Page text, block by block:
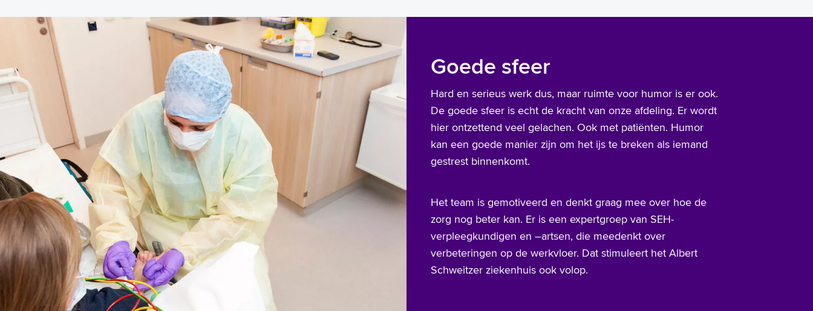
Goede sfeer
Hard en serieus werk dus, maar ruimte voor humor is er ook.
De goede sfeer is echt de kracht van onze afdeling. Er wordt
hier ontzettend veel gelachen. Ook met patiënten. Humor
kan een goede manier zijn om het ijs te breken als iemand
gestrest binnenkomt.
Het team is gemotiveerd en denkt graag mee over hoe de
zorg nog beter kan. Er is een expertgroep van SEH-
verpleegkundigen en –artsen, die meedenkt over
verbeteringen op de werkvloer. Dat stimuleert het Albert
Schweitzer ziekenhuis ook volop.